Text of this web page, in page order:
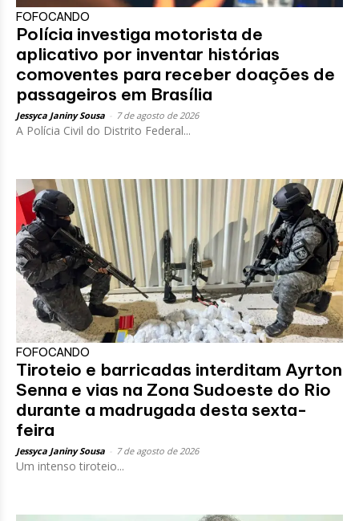
FOFOCANDO
Polícia investiga motorista de
aplicativo por inventar histórias
comoventes para receber doações de
passageiros em Brasília
Jessyca Janiny Sousa 7 de agosto de 2026
A Polícia Civil do Distrito Federal...
FOFOCANDO
Tiroteio e barricadas interditam Ayrton
Senna e vias na Zona Sudoeste do Rio
durante a madrugada desta sexta-
feira
Jessyca Janiny Sousa 7 de agosto de 2026
Um intenso tiroteio...